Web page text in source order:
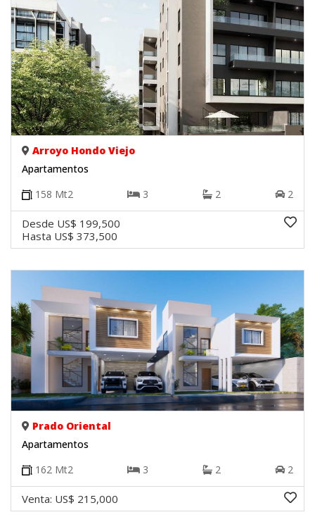
Arroyo Hondo Viejo
Apartamentos
158 Mt2 3 2 2
Desde US$ 199,500
Hasta US$ 373,500
Prado Oriental
Apartamentos
162 Mt2 3 2 2
Venta: US$ 215,000